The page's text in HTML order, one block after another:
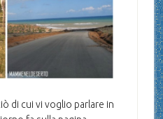
di cui vi voglio parlare in